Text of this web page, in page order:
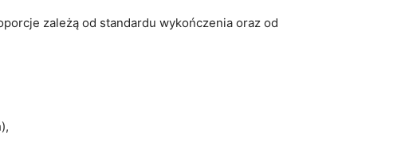
zależą od standardu wykończenia oraz od